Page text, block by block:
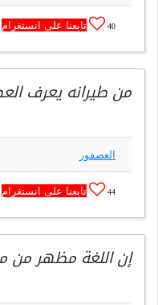
40 تابعنا على انستغرام
من طيرانه يعرف
العصفور
44 تابعنا على انستغرام
إن اللغة مظهر من